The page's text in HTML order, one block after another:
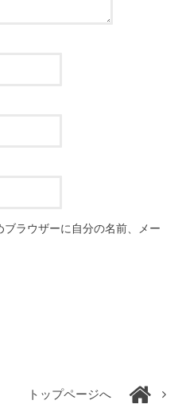
ラウザーに自分の名前、メー
トップページへ